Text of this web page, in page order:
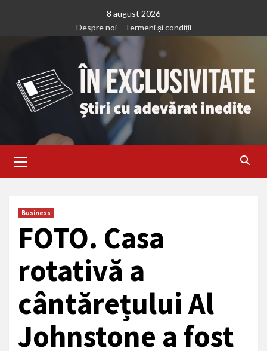
8 august 2026
Despre noi
Termeni și condiții
Menu
Business
FOTO. Casa
rotativă a
cântărețului Al
Johnstone a fost